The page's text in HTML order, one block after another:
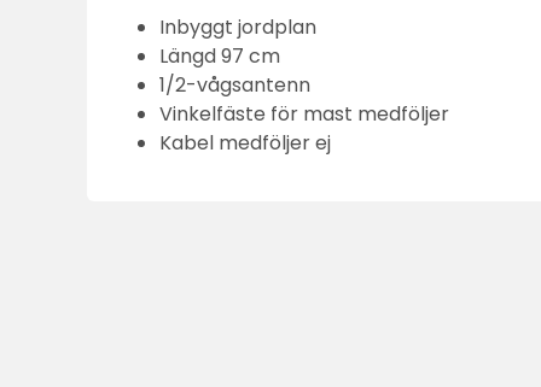
Inbyggt jordplan
Längd 97 cm
1/2-vågsantenn
Vinkelfäste för mast medföljer
Kabel medföljer ej